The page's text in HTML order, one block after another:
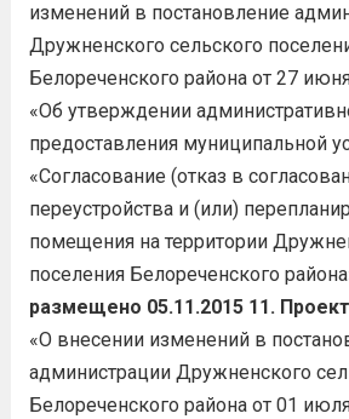
изменений в постановление
Дружненского сельского
Белореченского района от 27
«Об утверждении
предоставления муниципальной
«Согласование (отказ в
переустройства и (или)
помещения на территории
поселения Белореченского
размещено 05.11.2015 11.
«О внесении изменений в
администрации Дружненского
Белореченского района от 01